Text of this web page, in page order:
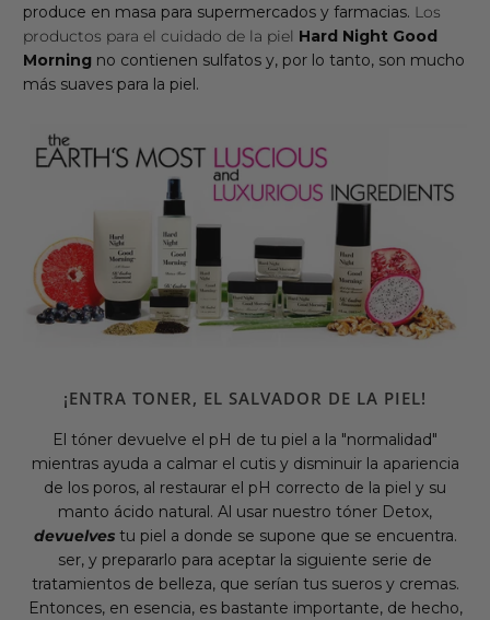
produce en masa para supermercados y farmacias. Los
productos para el cuidado de la piel Hard Night Good
Morning no contienen sulfatos y, por lo tanto, son mucho
más suaves para la piel.
¡ENTRA TONER, EL SALVADOR DE LA PIEL!
El tóner devuelve el pH de tu piel a la "normalidad"
mientras ayuda a calmar el cutis y disminuir la apariencia
de los poros, al restaurar el pH correcto de la piel y su
manto ácido natural. Al usar nuestro tóner Detox,
devuelves tu piel a donde se supone que se encuentra.
ser, y prepararlo para aceptar la siguiente serie de
tratamientos de belleza, que serían tus sueros y cremas.
Entonces, en esencia, es bastante importante, de hecho,